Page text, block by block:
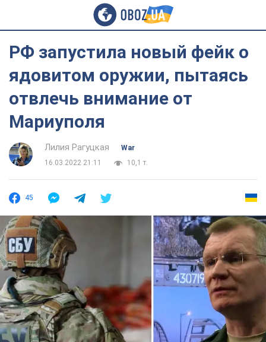
РФ запустила новый фейк о
ядовитом оружии, пытаясь
отвлечь внимание от
Мариуполя
Лилия Рагуцкая
War
16.03.2022 21:11
10,1 т.
45